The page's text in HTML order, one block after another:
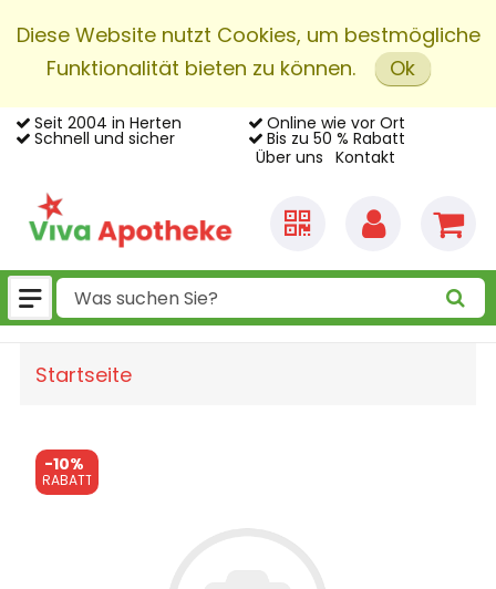
Diese Website nutzt Cookies, um bestmögliche
Funktionalität bieten zu können.
Ok
Seit 2004 in Herten Online wie vor Ort
Schnell und sicher
Bis zu 50 % Rabatt
Über uns Kontakt
Startseite
-10%
RABATT